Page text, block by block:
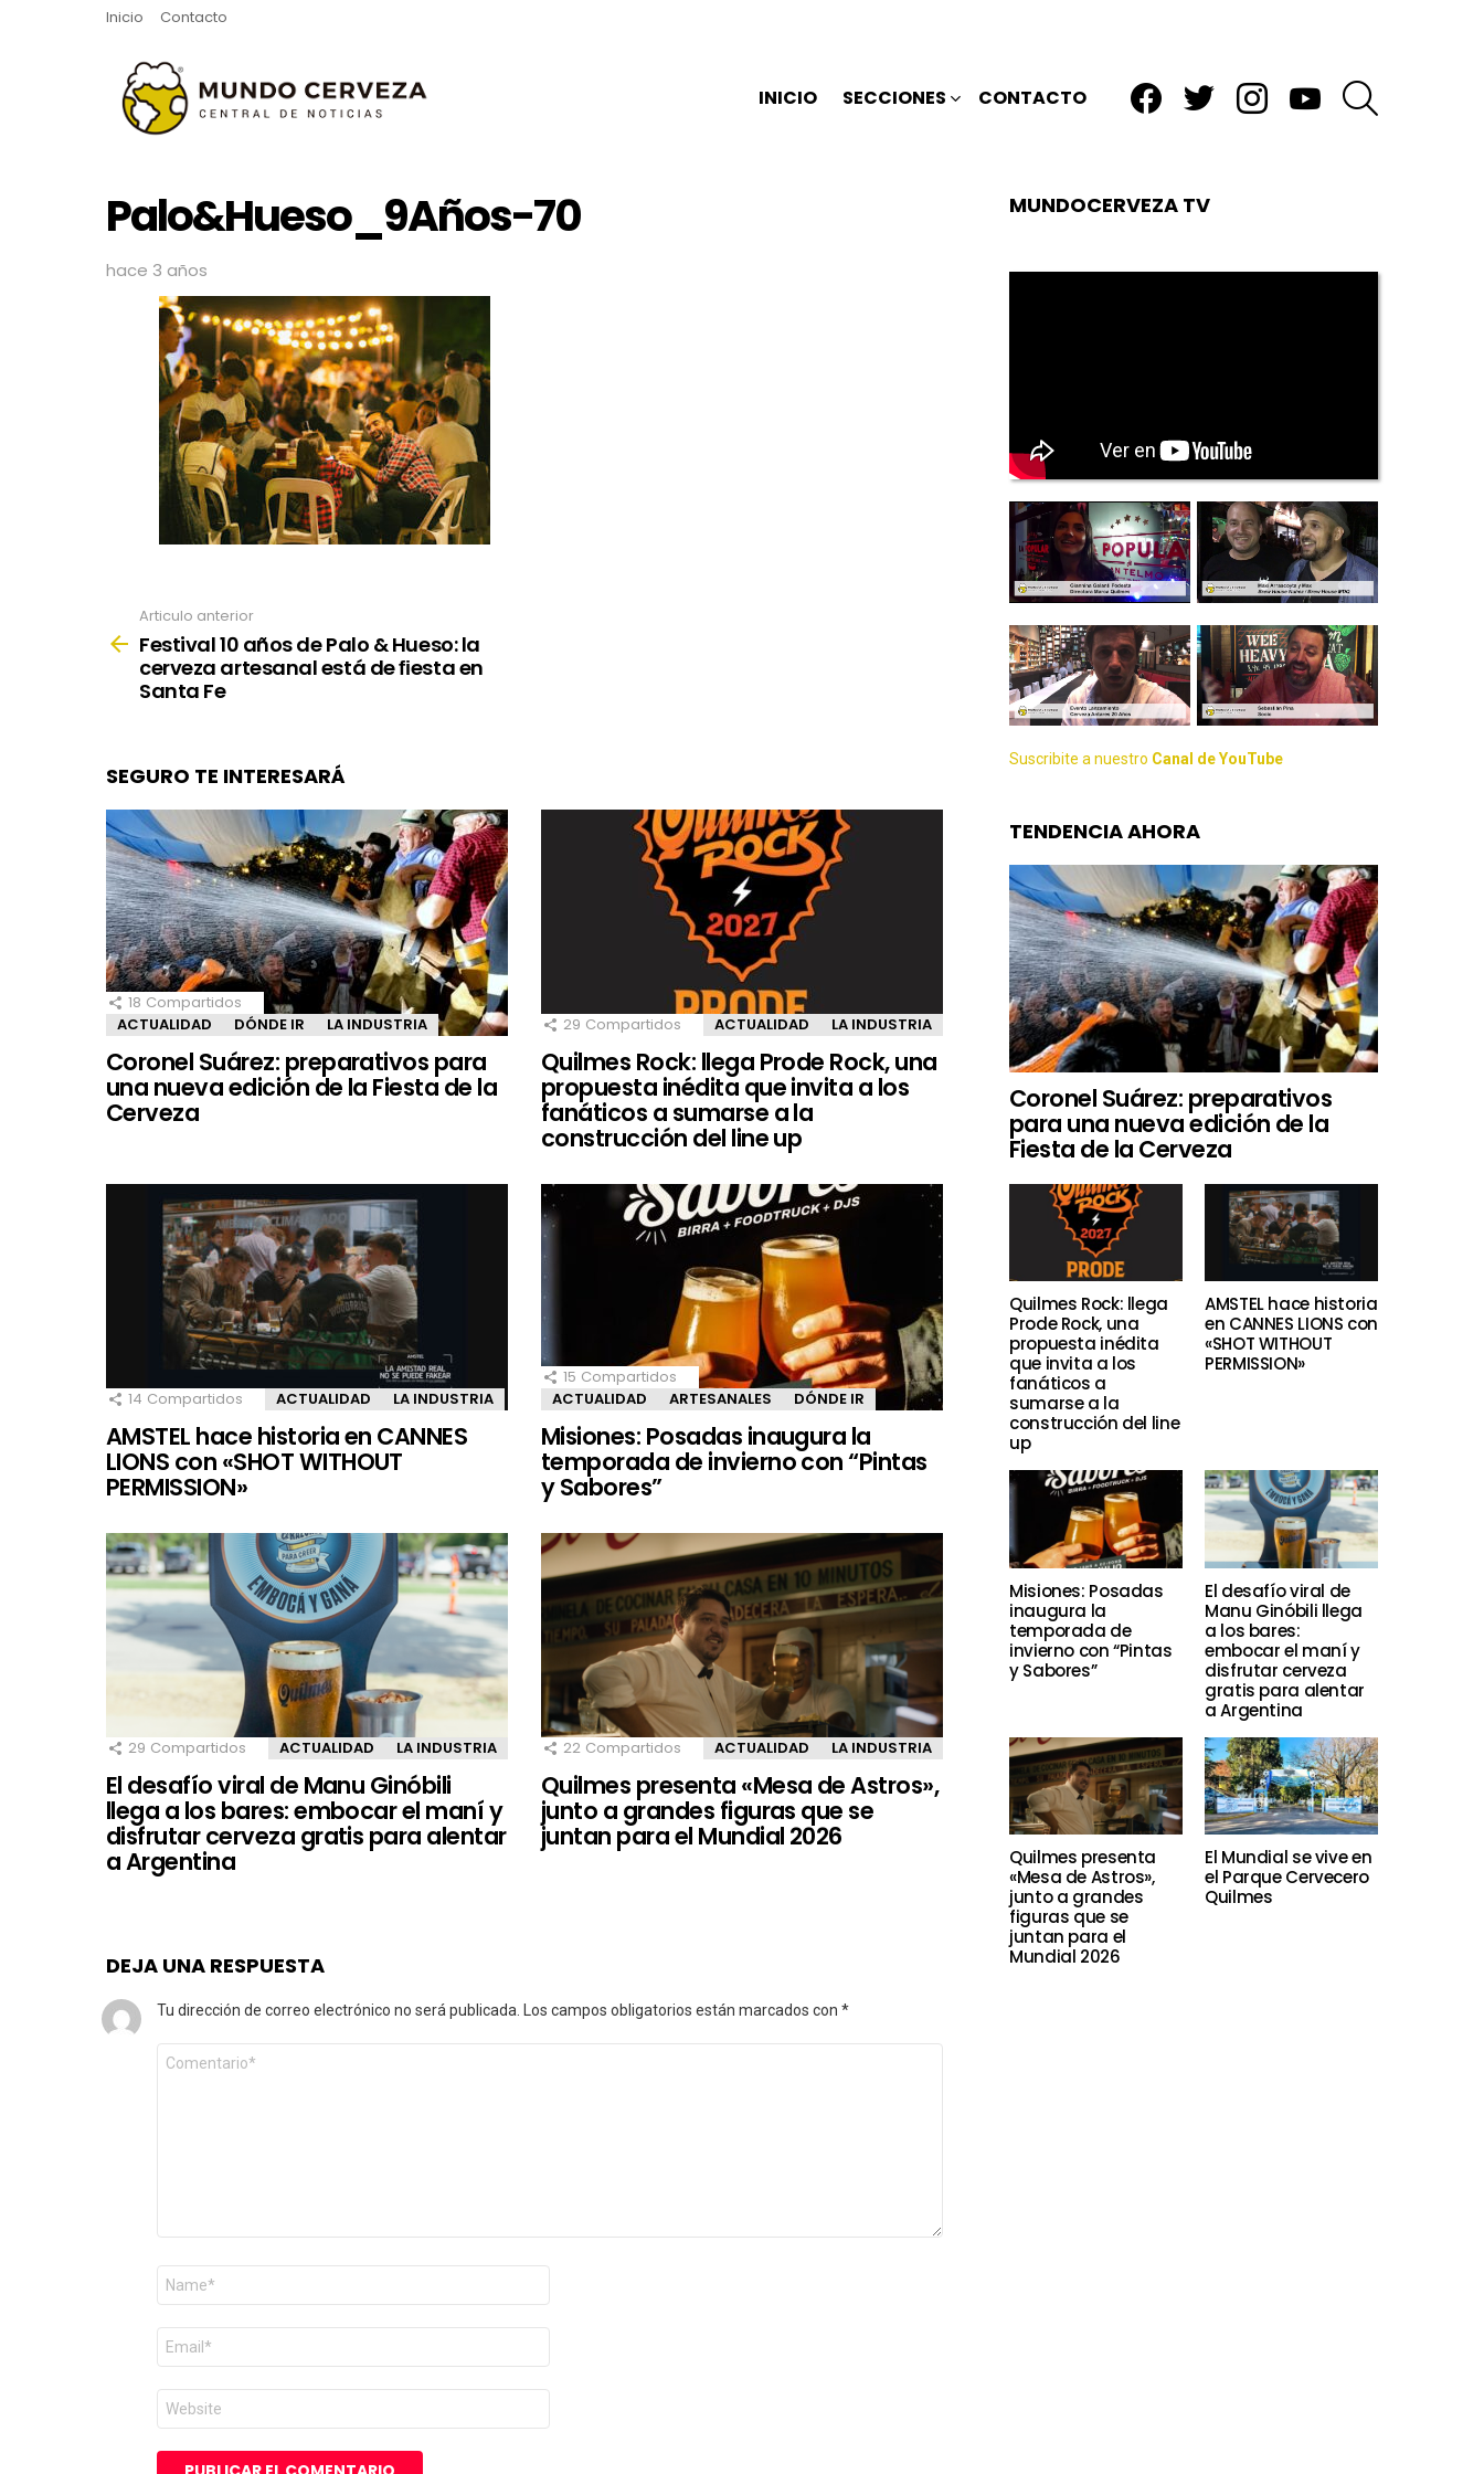
Inicio Contacto
INICIO SECCIONES CONTACTO
Palo&Hueso_9Años-70
hace 3 años
more
Articulo anterior
Festival 10 años de Palo & Hueso: la
cerveza artesanal está de ﬁesta en
Santa Fe
SEGURO TE INTERESARÁ
18 Compartidos
ACTUALIDAD
DÓNDE IR LA INDUSTRIA
Coronel Suárez: preparativos para
una nueva edición de la Fiesta de la
Cerveza
29 Compartidos ACTUALIDAD LA INDUSTRIA
Quilmes Rock: llega Prode Rock, una
propuesta inédita que invita a los
fanáticos a sumarse a la
construcción del line up
14 Compartidos ACTUALIDAD LA INDUSTRIA
AMSTEL hace historia en CANNES
LIONS con «SHOT WITHOUT
PERMISSION»
15 Compartidos
ACTUALIDAD
ARTESANALES DÓNDE IR
Misiones: Posadas inaugura la
temporada de invierno con “Pintas
y Sabores”
29 Compartidos ACTUALIDAD LA INDUSTRIA
El desafío viral de Manu Ginóbili
llega a los bares: embocar el maní y
disfrutar cerveza gratis para alentar
a Argentina
22 Compartidos ACTUALIDAD LA INDUSTRIA
Quilmes presenta «Mesa de Astros»,
junto a grandes figuras que se
juntan para el Mundial 2026
DEJA UNA RESPUESTA
Tu dirección de correo electrónico no será publicada. Los campos obligatorios están marcados con *
Comentario
Nombre
Correo
electrónico
*
Web
MUNDOCERVEZA TV
Suscribite a nuestro Canal de YouTube
TENDENCIA AHORA
Coronel Suárez: preparativos
para una nueva edición de la
Fiesta de la Cerveza
Quilmes Rock: llega
Prode Rock, una
propuesta inédita
que invita a los
fanáticos a
sumarse a la
construcción del line
up
AMSTEL hace historia
en CANNES LIONS con
«SHOT WITHOUT
PERMISSION»
Misiones: Posadas
inaugura la
temporada de
invierno con “Pintas
y Sabores”
El desafío viral de
Manu Ginóbili llega
a los bares:
embocar el maní y
disfrutar cerveza
gratis para alentar
a Argentina
Quilmes presenta
«Mesa de Astros»,
junto a grandes
figuras que se
juntan para el
Mundial 2026
El Mundial se vive en
el Parque Cervecero
Quilmes